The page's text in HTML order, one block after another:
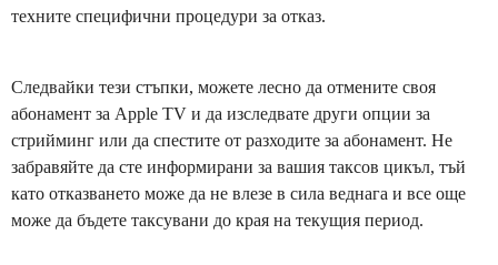
техните специфични процедури за отказ.
Следвайки тези стъпки, можете лесно да отмените своя
абонамент за Apple TV и да изследвате други опции за
стрийминг или да спестите от разходите за абонамент. Не
забравяйте да сте информирани за вашия таксов цикъл, тъй
като отказването може да не влезе в сила веднага и все още
може да бъдете таксувани до края на текущия период.